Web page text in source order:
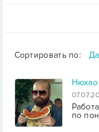
Сортировать по:
Нюхао
по